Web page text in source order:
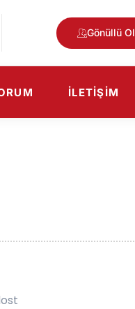
Gönüllü Ol
İLETIŞIM